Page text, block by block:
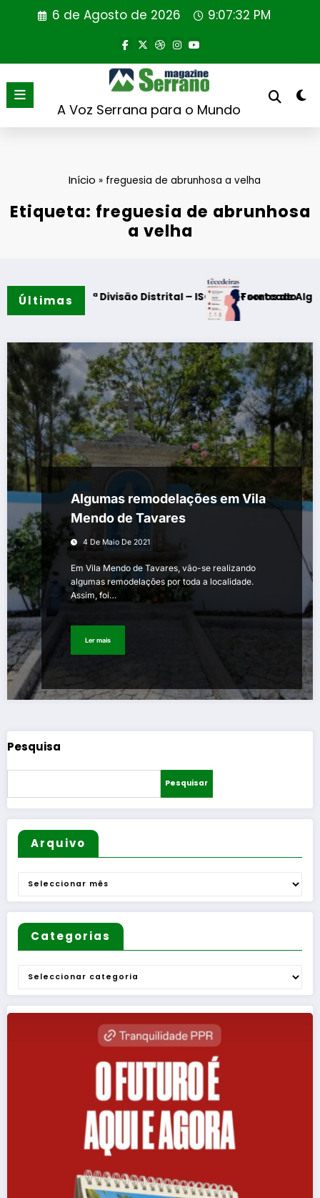
6 de Agosto de 2026 9:07:32 PM
A Voz Serrana para o Mundo
Início » freguesia de abrunhosa a velha
Etiqueta: freguesia de abrunhosa
a velha
Últimas
da 2.ª Divisão Distrital – ISOJOFER sorteadoFornos de Algodres –
Algumas remodelações em Vila
Mendo de Tavares
4 De Maio De 2021
Em Vila Mendo de Tavares, vão-se realizando
algumas remodelações por toda a localidade.
Assim, foi…
Ler mais
Pesquisa
Pesquisar
Arquivo
Arquivo
Categorias
Categorias